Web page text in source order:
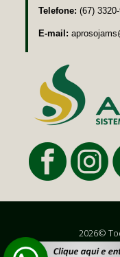
Telefone: (67)
E-mail:
2026©